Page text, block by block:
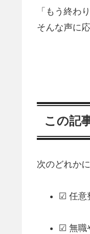
「もう終わ
そんな声に
この記
次のどれか
☑ 任意
☑ 無職